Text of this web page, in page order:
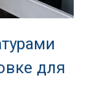
для